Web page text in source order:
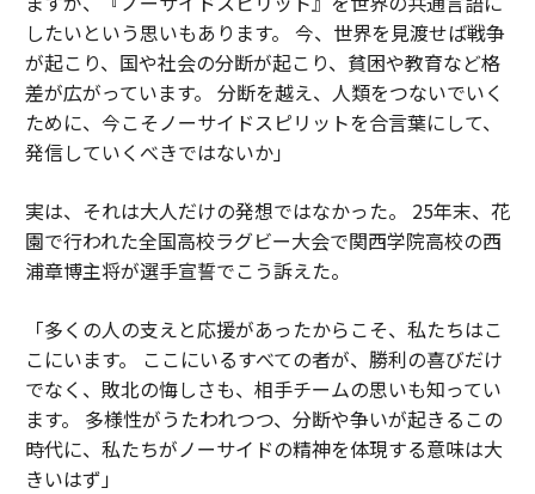
したいという思いもあります。 今、世界を見渡せば戦争
が起こり、国や社会の分断が起こり、貧困や教育など格
差が広がっています。 分断を越え、人類をつないでいく
ために、今こそノーサイドスピリットを合言葉にして、
発信していくべきではないか」
実は、それは大人だけの発想ではなかった。 25年末、花
園で行われた全国高校ラグビー大会で関西学院高校の西
浦章博主将が選手宣誓でこう訴えた。
「多くの人の支えと応援があったからこそ、私たちはこ
こにいます。 ここにいるすべての者が、勝利の喜びだけ
でなく、敗北の悔しさも、相手チームの思いも知ってい
ます。 多様性がうたわれつつ、分断や争いが起きるこの
時代に、私たちがノーサイドの精神を体現する意味は大
きいはず」